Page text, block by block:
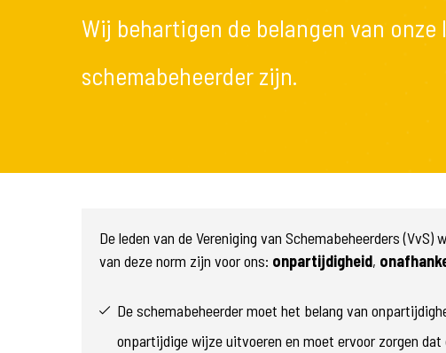
Wij behartigen de belangen van
schemabeheerder zijn.
De leden van de Vereniging van Schemabeheerders
van deze norm zijn voor ons: onpartijdigheid,
De schemabeheerder moet het belang van
onpartijdige wijze uitvoeren en moet ervoor zorgen